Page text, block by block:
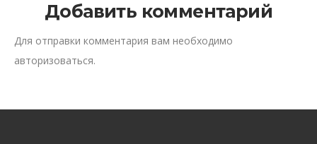
Добавить комментарий
Для отправки комментария вам необходимо
авторизоваться.